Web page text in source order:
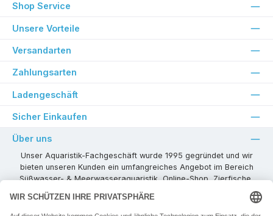
Shop Service
Unsere Vorteile
Versandarten
Zahlungsarten
Ladengeschäft
Sicher Einkaufen
Über uns
Unser Aquaristik-Fachgeschäft wurde 1995 gegründet und wir
bieten unseren Kunden ein umfangreiches Angebot im Bereich
Süßwasser- & Meerwasseraquaristik, Online-Shop, Zierfische,
Pflanzen, Aquarienkombinationen, Technikzubehör usw. ! Als
kompetenter Aquaristik-Fachhandelspartner stehen wir Ihnen für
alle Ihre Projekte und Einrichtungs- oder Besatzwünsche zur